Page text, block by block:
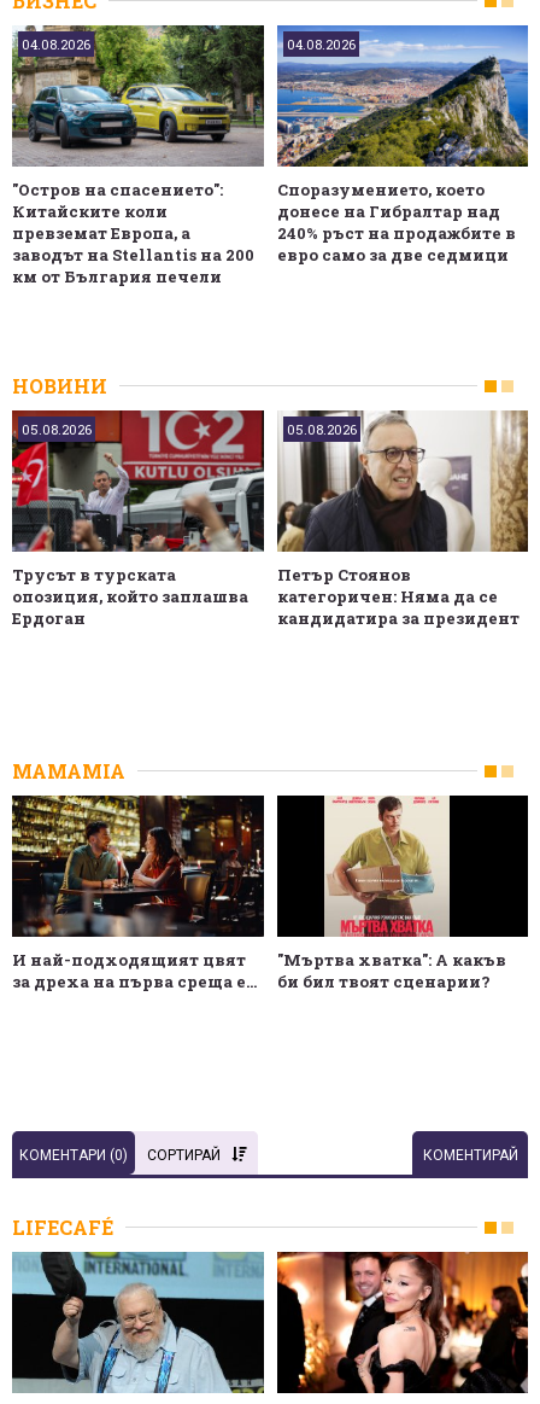
04.08.2026
"Остров на спасението":
Китайските коли
превземат Европа, а
заводът на Stellantis на 200
км от България печели
04.08.2026
Споразумението, което
донесе на Гибралтар над
240% ръст на продажбите в
евро само за две седмици
НОВИНИ
05.08.2026
Трусът в турската
опозиция, който заплашва
Ердоган
05.08.2026
Петър Стоянов
категоричен: Няма да се
кандидатира за президент
MAMAMIA
И най-подходящият цвят
за дреха на първа среща е...
"Мъртва хватка": А какъв
би бил твоят сценарии?
КОМЕНТАРИ (0) СОРТИРАЙ КОМЕНТИРАЙ
LIFECAFÉ